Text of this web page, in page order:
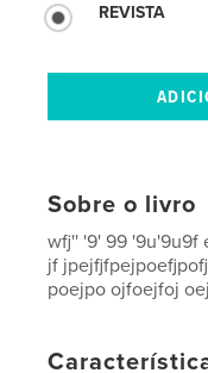
REVISTA
Sobre o livro
wfj'' '9' 99
jf
poejpo ojfoejfoj